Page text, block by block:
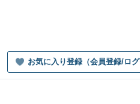
お気に入り登録（会員登録/ロ